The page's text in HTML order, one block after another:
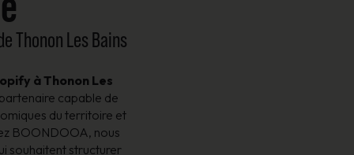
Thonon Les Bains
à Thonon Les
capable de
du territoire et
BOONDOOA, nous
souhaitent structurer